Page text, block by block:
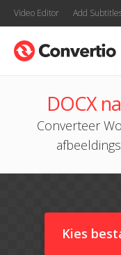
Video Editor Add
DOCX
Converteer
Kies